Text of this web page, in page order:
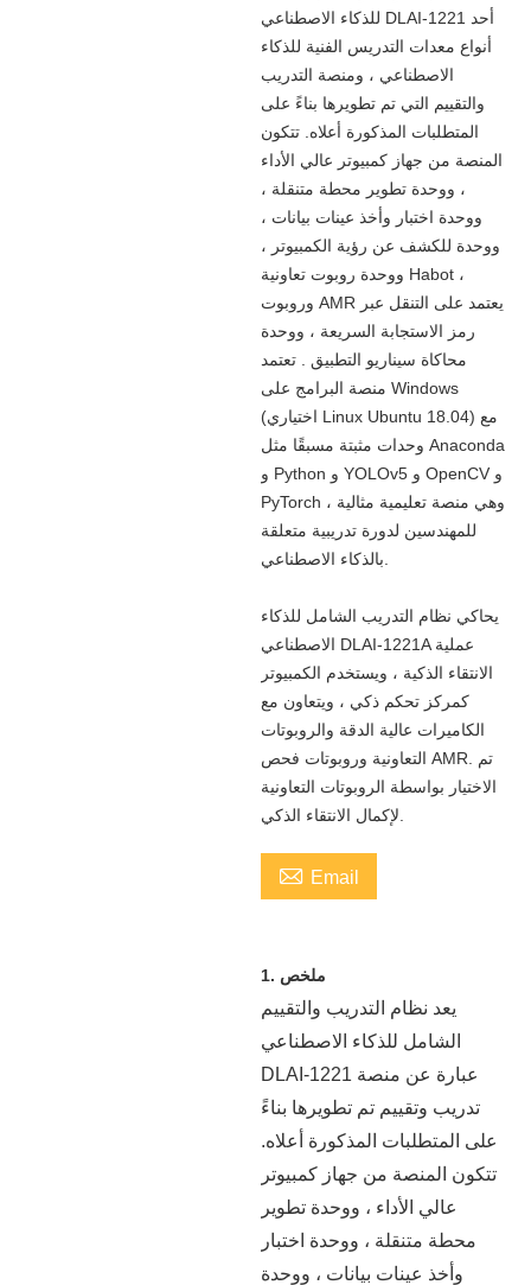
للذكاء الاصطناعي DLAI-1221 أحد
أنواع معدات التدريس الفنية للذكاء
الاصطناعي ، ومنصة التدريب
والتقييم التي تم تطويرها بناءً على
المتطلبات المذكورة أعلاه. تتكون
المنصة من جهاز كمبيوتر عالي الأداء
، ووحدة تطوير محطة متنقلة ،
ووحدة اختبار وأخذ عينات بيانات ،
ووحدة للكشف عن رؤية الكمبيوتر ،
ووحدة روبوت تعاونية Habot ،
وروبوت AMR يعتمد على التنقل عبر
رمز الاستجابة السريعة ، ووحدة
محاكاة سيناريو التطبيق . تعتمد
منصة البرامج على Windows
(اختياري Linux Ubuntu 18.04) مع
وحدات مثبتة مسبقًا مثل Anaconda
و Python و YOLOv5 و OpenCV و
PyTorch ، وهي منصة تعليمية مثالية
للمهندسين لدورة تدريبية متعلقة
يحاكي نظام التدريب الشامل للذكاء
الاصطناعي DLAI-1221A عملية
الانتقاء الذكية ، ويستخدم الكمبيوتر
كمركز تحكم ذكي ، ويتعاون مع
الكاميرات عالية الدقة والروبوتات
التعاونية وروبوتات فحص AMR. تم
الاختيار بواسطة الروبوتات التعاونية
 Email
1. ملخص
يعد نظام التدريب والتقييم
الشامل للذكاء الاصطناعي
DLAI-1221 عبارة عن منصة
تدريب وتقييم تم تطويرها بناءً
على المتطلبات المذكورة أعلاه.
تتكون المنصة من جهاز كمبيوتر
عالي الأداء ، ووحدة تطوير
محطة متنقلة ، ووحدة اختبار
وأخذ عينات بيانات ، ووحدة